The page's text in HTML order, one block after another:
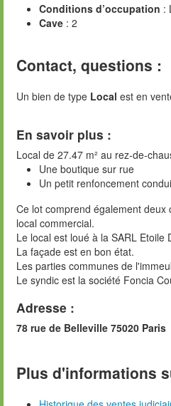
Conditions d’occupation :
Cave : 2
Contact, questions :
Un bien de type Local est en
En savoir plus :
Local de 27.47 m² au rez-de-
Une boutique sur rue
Un petit renfoncement
Ce lot comprend également
local commercial.
Le local est loué à la SARL Etoile
La façade est en bon état.
Les parties communes de
Le syndic est la société Foncia
Adresse :
78 rue de Belleville 75020 Paris
Plus d'informations